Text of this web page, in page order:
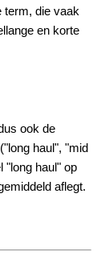
term, die vaak
en korte
ook de
haul", "mid
"long haul" op
aflegt.